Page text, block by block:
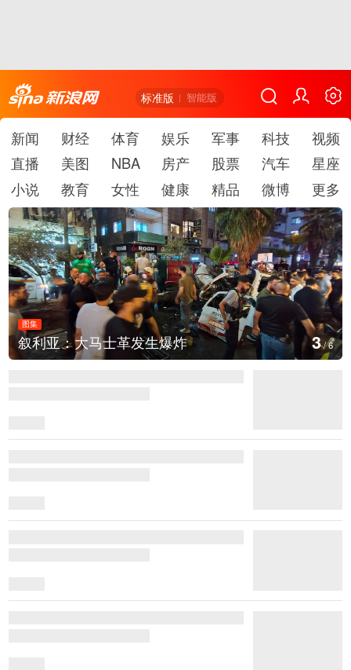
标准版 智能版
新闻 财经 体育 娱乐 军事 科技
视频
直播
美图 NBA 房产 股票 汽车
星座
小说
教育 女性 健康 精品 微博 更多
图集
叙利亚：大马士革发生爆炸 3/6